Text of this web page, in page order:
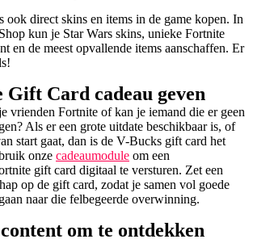
ook direct skins en items in de game kopen. In
kun je Star Wars skins, unieke Fortnite
en de meest opvallende items aanschaffen. Er
Card cadeau geven
vrienden Fortnite of kan je iemand die er geen
Als er een grote uitdate beschikbaar is, of
start gaat, dan is de V-Bucks gift card het
onze cadeaumodule om een
gift card digitaal te versturen. Zet een
op de gift card, zodat je samen vol goede
naar die felbegeerde overwinning.
om te ontdekken